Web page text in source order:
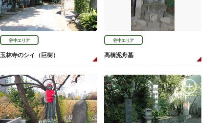
谷中エリア
玉林寺のシイ（巨樹）
谷中エリア
高橋泥舟墓